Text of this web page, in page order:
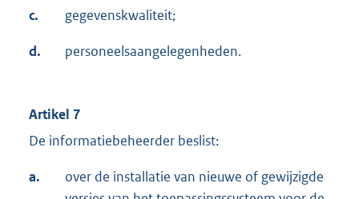
c. gegevenskwaliteit;
d. personeelsaangelegenheden.
Artikel 7
De informatiebeheerder beslist:
a.
over de installatie van nieuwe of gewijzigde